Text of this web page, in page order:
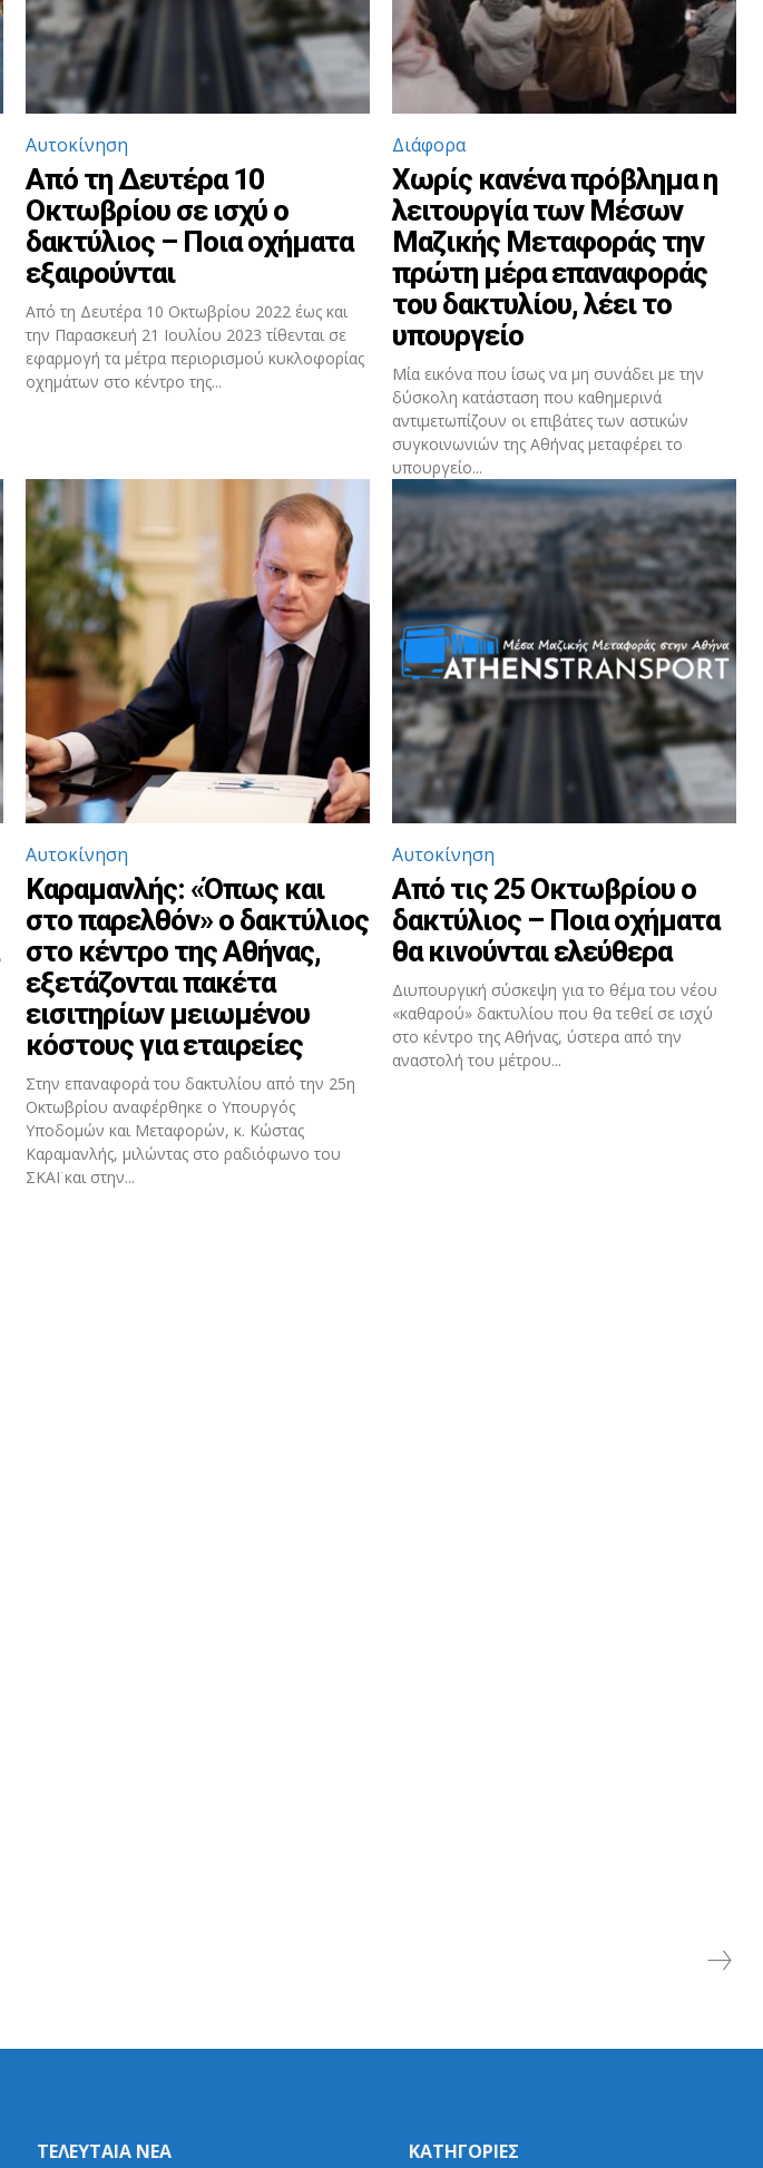
Αυτοκίνηση
Από τη Δευτέρα 10
Οκτωβρίου σε ισχύ ο
δακτύλιος – Ποια οχήματα
εξαιρούνται
Από τη Δευτέρα 10 Οκτωβρίου 2022 έως και
την Παρασκευή 21 Ιουλίου 2023 τίθενται σε
εφαρμογή τα μέτρα περιορισμού κυκλοφορίας
οχημάτων στο κέντρο της...
Διάφορα
Χωρίς κανένα πρόβλημα η
λειτουργία των Μέσων
Μαζικής Μεταφοράς την
πρώτη μέρα επαναφοράς
του δακτυλίου, λέει το
υπουργείο
Μία εικόνα που ίσως να μη συνάδει με την
δύσκολη κατάσταση που καθημερινά
αντιμετωπίζουν οι επιβάτες των αστικών
συγκοινωνιών της Αθήνας μεταφέρει το
υπουργείο...
Αυτοκίνηση
Καραμανλής: «Όπως και
στο παρελθόν» ο δακτύλιος
στο κέντρο της Αθήνας,
εξετάζονται πακέτα
εισιτηρίων μειωμένου
κόστους για εταιρείες
Στην επαναφορά του δακτυλίου από την 25η
Οκτωβρίου αναφέρθηκε ο Υπουργός
Υποδομών και Μεταφορών, κ. Κώστας
Καραμανλής, μιλώντας στο ραδιόφωνο του
ΣΚΑΪ και στην...
Αυτοκίνηση
Από τις 25 Οκτωβρίου ο
δακτύλιος – Ποια οχήματα
θα κινούνται ελεύθερα
Διυπουργική σύσκεψη για το θέμα του νέου
«καθαρού» δακτυλίου που θα τεθεί σε ισχύ
στο κέντρο της Αθήνας, ύστερα από την
αναστολή του μέτρου...
ΤΕΛΕΥΤΑΙΑ ΝΕΑ ΚΑΤΗΓΟΡΙΕΣ